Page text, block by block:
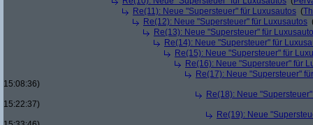
Re(11): Neue "Supersteuer" für Luxusautos (
Re(12): Neue "Supersteuer" für Luxusautos
Re(13): Neue "Supersteuer" für
Re(14): Neue "Supersteuer" für
Re(15): Neue "Supersteuer" für
Re(16): Neue "Supersteuer" für
Re(17): Neue "Supersteuer"
15:08:36)
Re(18): Neue
15:22:37)
Re(19): Neue